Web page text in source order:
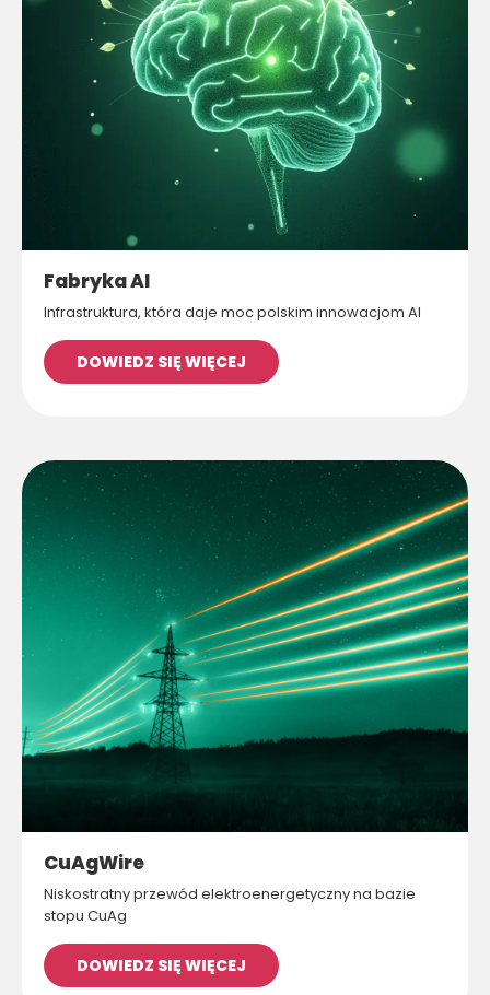
Fabryka AI
Infrastruktura, która daje moc polskim innowacjom AI
DOWIEDZ SIĘ WIĘCEJ
CuAgWire
Niskostratny przewód elektroenergetyczny na bazie
stopu CuAg
DOWIEDZ SIĘ WIĘCEJ